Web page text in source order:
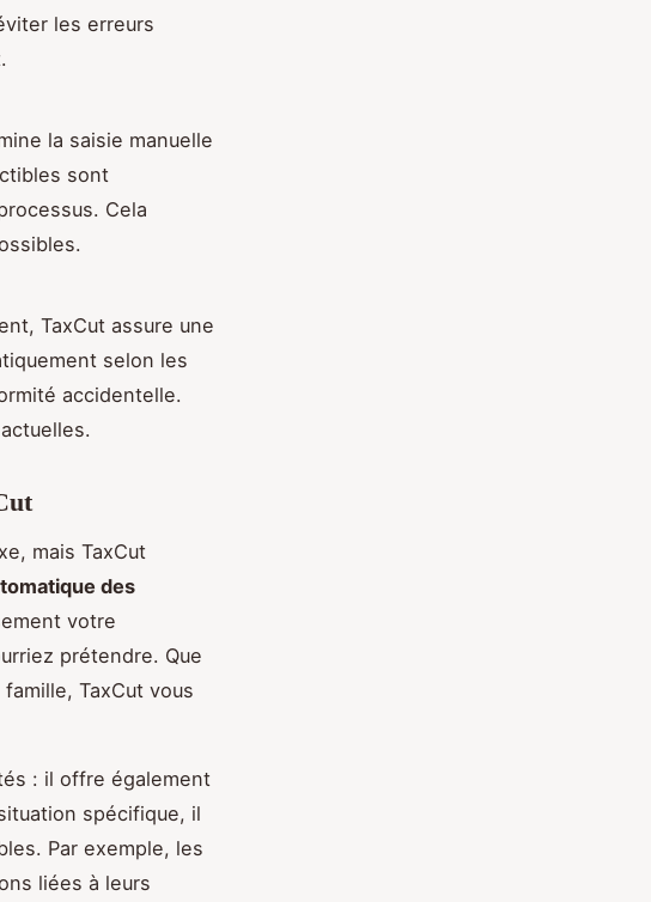
les erreurs
la saisie manuelle
sont
Cela
TaxCut assure une
selon les
accidentelle.
mais TaxCut
des
votre
prétendre. Que
TaxCut vous
: il offre également
spécifique, il
Par exemple, les
liées à leurs